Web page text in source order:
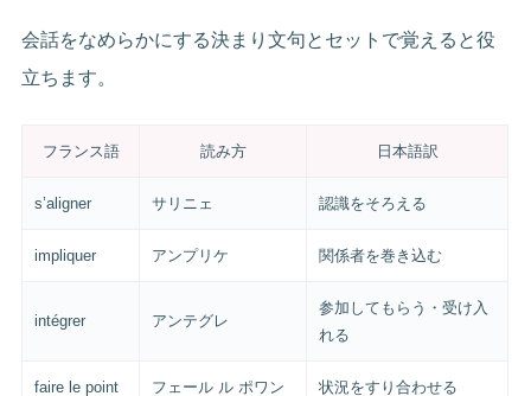
会話をなめらかにする決まり文句とセットで覚えると役
立ちます。
フランス語 読み方 日本語訳
s’aligner サリニェ 認識をそろえる
impliquer アンプリケ 関係者を巻き込む
intégrer アンテグレ
参加してもらう・受け入
れる
faire le point フェール ル ポワン 状況をすり合わせる